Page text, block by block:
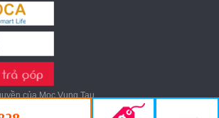
của Moc Vung Tau.